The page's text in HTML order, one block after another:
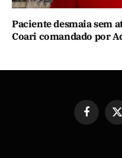
Paciente desmaia sem
Coari comandado por
Facebook
X